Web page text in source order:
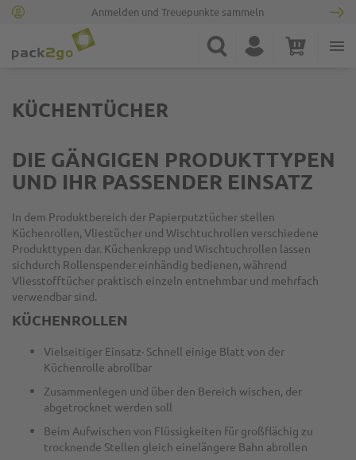
Anmelden und Treuepunkte sammeln
Suche Konto Warenkorb
KÜCHENTÜCHER
DIE GÄNGIGEN PRODUKTTYPEN
UND IHR PASSENDER EINSATZ
In dem Produktbereich der Papierputztücher stellen
Küchenrollen, Vliestücher und Wischtuchrollen verschiedene
Produkttypen dar. Küchenkrepp und Wischtuchrollen lassen
sichdurch Rollenspender einhändig bedienen, während
Vliesstofftücher praktisch einzeln entnehmbar und mehrfach
verwendbar sind.
KÜCHENROLLEN
Vielseitiger Einsatz· Schnell einige Blatt von der
Küchenrolle abrollbar
Zusammenlegen und über den Bereich wischen, der
abgetrocknet werden soll
Beim Aufwischen von Flüssigkeiten für großflächig zu
trocknende Stellen gleich einelängere Bahn abrollen